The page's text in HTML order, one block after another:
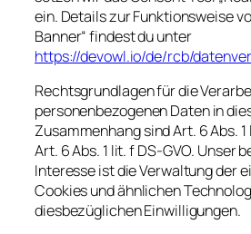
ein. Details zur Funktionsweise
Banner“ findest du unter
https://devowl.io/de/rcb/
Rechtsgrundlagen für die
personenbezogenen Daten in
Zusammenhang sind Art. 6 Abs.
Art. 6 Abs. 1 lit. f DS-GVO. Unser
Interesse ist die Verwaltung der
Cookies und ähnlichen
diesbezüglichen Einwilligungen.